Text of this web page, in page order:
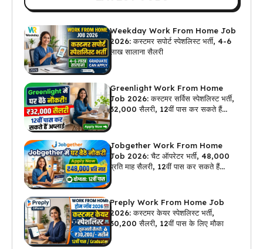
Weekday Work From Home Job
2026: कस्टमर सपोर्ट स्पेशलिस्ट भर्ती, 4-6
लाख सालाना सैलरी
Greenlight Work From Home
Job 2026: कस्टमर सर्विस स्पेशलिस्ट भर्ती,
₹32,000 सैलरी, 12वीं पास कर सकते हैं
Jobgether Work From Home
Job 2026: चैट ऑपरेटर भर्ती, ₹48,000
प्रति माह सैलरी, 12वीं पास कर सकते हैं
Preply Work From Home Job
2026: कस्टमर केयर स्पेशलिस्ट भर्ती,
₹30,200 सैलरी, 12वीं पास के लिए मौका